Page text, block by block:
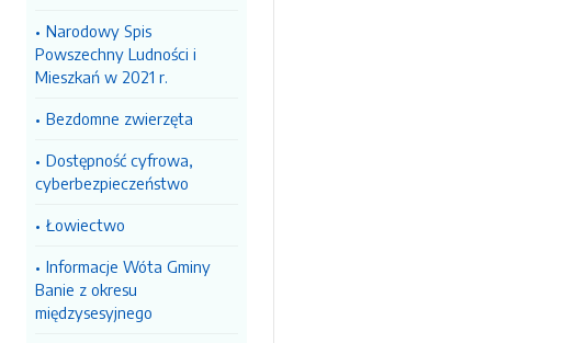
Narodowy Spis
Powszechny Ludności i
Mieszkań w 2021 r.
Bezdomne zwierzęta
Dostępność cyfrowa,
cyberbezpieczeństwo
Łowiectwo
Informacje Wóta Gminy
Banie z okresu
międzysesyjnego